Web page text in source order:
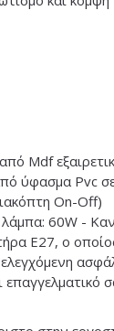
Mdf
ύφασμα Pvc
On-Off)
60W -
Ε27, ο
επαγγελματικό